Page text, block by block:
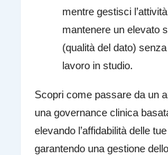
mentre gestisci
mantenere un elevato
(qualità del dato)
lavoro in studio.
Scopri come passare da un
una governance clinica
elevando l’affidabilità delle
garantendo una gestione